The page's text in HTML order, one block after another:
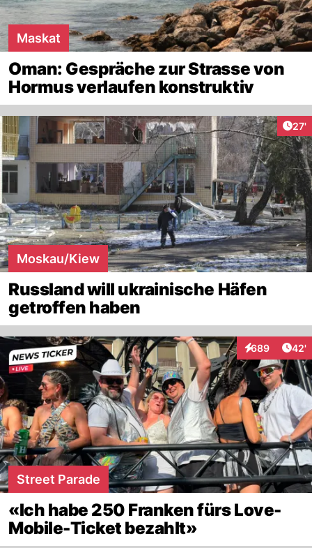
Maskat
Oman: Gespräche zur Strasse von
Hormus verlaufen konstruktiv
27'
Moskau/Kiew
Russland will ukrainische Häfen
getroffen haben
689
Interaktionen
42'
Street Parade
«Ich habe 250 Franken fürs Love-
Mobile-Ticket bezahlt»